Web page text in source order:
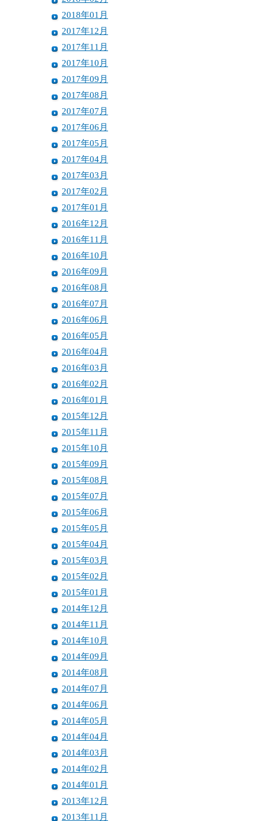
2018年01月
2017年12月
2017年11月
2017年10月
2017年09月
2017年08月
2017年07月
2017年06月
2017年05月
2017年04月
2017年03月
2017年02月
2017年01月
2016年12月
2016年11月
2016年10月
2016年09月
2016年08月
2016年07月
2016年06月
2016年05月
2016年04月
2016年03月
2016年02月
2016年01月
2015年12月
2015年11月
2015年10月
2015年09月
2015年08月
2015年07月
2015年06月
2015年05月
2015年04月
2015年03月
2015年02月
2015年01月
2014年12月
2014年11月
2014年10月
2014年09月
2014年08月
2014年07月
2014年06月
2014年05月
2014年04月
2014年03月
2014年02月
2014年01月
2013年12月
2013年11月